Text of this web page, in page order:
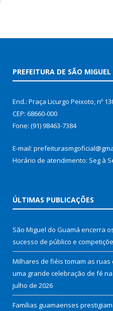
PREFEITURA DE SÃO
End.: Praça Licurgo Peixoto, nº
CEP: 68660-000
Fone: (91) 98463-7384
E-mail:
Horário de atendimento: Seg à
ÚLTIMAS PUBLICAÇÕES
São Miguel do Guamá encerra
sucesso de público e
Milhares de fiéis tomam as ruas
uma grande celebração de fé
julho de 2026
Famílias guamaenses